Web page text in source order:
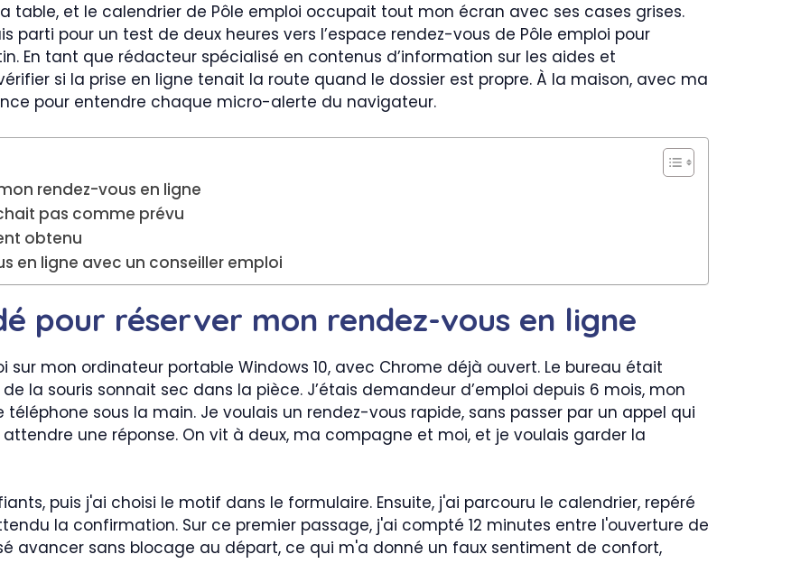
table, et le calendrier de Pôle emploi occupait tout mon écran avec ses cases grises.
parti pour un test de deux heures vers l’espace rendez-vous de Pôle emploi pour
En tant que rédacteur spécialisé en contenus d’information sur les aides et
si la prise en ligne tenait la route quand le dossier est propre. À la maison, avec ma
pour entendre chaque micro-alerte du navigateur.
rendez-vous en ligne
pas comme prévu
obtenu
en ligne avec un conseiller emploi
pour réserver mon rendez-vous en ligne
sur mon ordinateur portable Windows 10, avec Chrome déjà ouvert. Le bureau était
la souris sonnait sec dans la pièce. J’étais demandeur d’emploi depuis 6 mois, mon
téléphone sous la main. Je voulais un rendez-vous rapide, sans passer par un appel qui
une réponse. On vit à deux, ma compagne et moi, et je voulais garder la
puis j'ai choisi le motif dans le formulaire. Ensuite, j'ai parcouru le calendrier, repéré
la confirmation. Sur ce premier passage, j'ai compté 12 minutes entre l'ouverture de
avancer sans blocage au départ, ce qui m'a donné un faux sentiment de confort,